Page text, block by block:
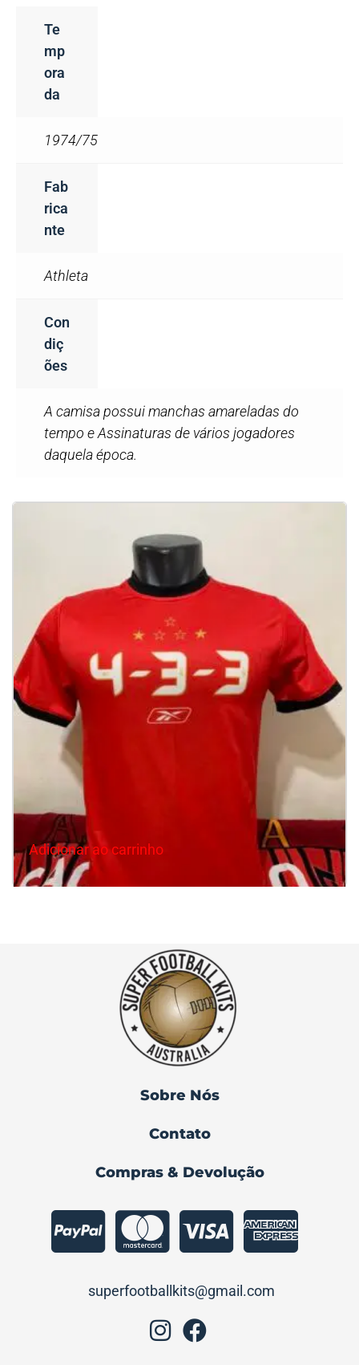
Te
Mp
Ora
Da
1974/75
Fab
Rica
Nte
Athleta
Con
Diç
Ões
A camisa possui manchas amareladas do
tempo e Assinaturas de vários jogadores
daquela época.
São Paulo 2006 Comemorativa 4-3-3 ( P )
Adicionar ao carrinho
Sobre Nós
Contato
Compras & Devolução
superfootballkits@gmail.com